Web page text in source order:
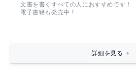
文書を書くすべての人におすすめです！
電子書籍も発売中！
詳細を見る